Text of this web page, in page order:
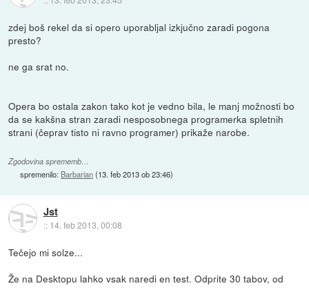
zdej boš rekel da si opero uporabljal izkjučno zaradi pogona
presto?
ne ga srat no.
Opera bo ostala zakon tako kot je vedno bila, le manj možnosti bo
da se kakšna stran zaradi nesposobnega programerka spletnih
strani (čeprav tisto ni ravno programer) prikaže narobe.
Zgodovina sprememb…
spremenilo: Barbarian(13. feb 2013 ob 23:46)
Jst
:: 14. feb 2013, 00:08
Tečejo mi solze...
Že na Desktopu lahko vsak naredi en test. Odprite 30 tabov, od